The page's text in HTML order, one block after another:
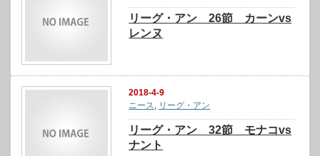
リーグ・アン 26節 カーンvs
レンヌ
2018-4-9
ニース
リーグ・アン
リーグ・アン 32節 モナコvs
ナント